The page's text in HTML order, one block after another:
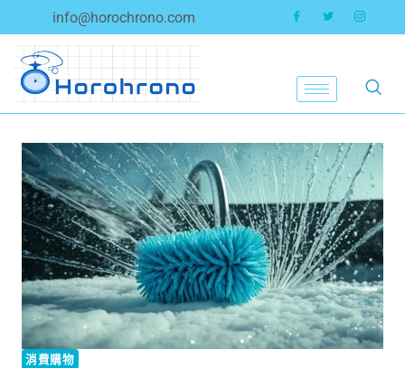
info@horochrono.com
消費購物